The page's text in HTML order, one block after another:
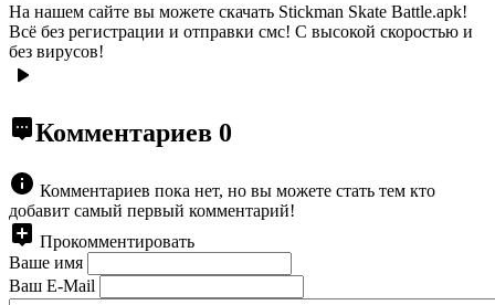
На нашем сайте вы можете скачать Stickman Skate Battle.apk!
Всё без регистрации и отправки смс! С высокой скоростью и
без вирусов!
Комментариев 0
Комментариев пока нет, но вы можете стать тем кто
добавит самый первый комментарий!
Прокомментировать
Ваше имя
Ваш E-Mail